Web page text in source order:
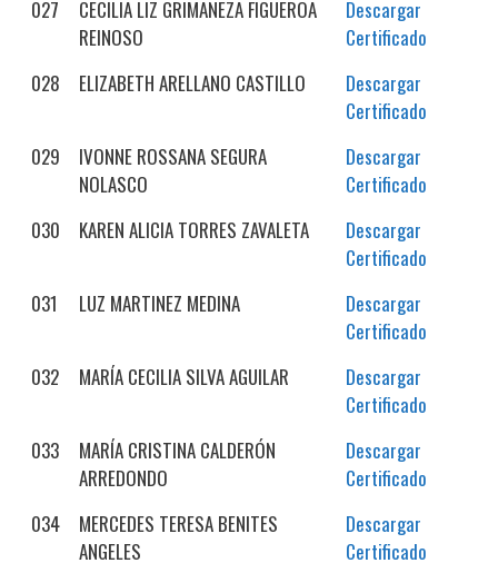
027
CECILIA LIZ GRIMANEZA FIGUEROA
REINOSO
Descargar
Certificado
028
ELIZABETH ARELLANO CASTILLO
Descargar
Certificado
029
IVONNE ROSSANA SEGURA
NOLASCO
Descargar
Certificado
030
KAREN ALICIA TORRES ZAVALETA
Descargar
Certificado
031
LUZ MARTINEZ MEDINA
Descargar
Certificado
032
MARÍA CECILIA SILVA AGUILAR
Descargar
Certificado
033
MARÍA CRISTINA CALDERÓN
ARREDONDO
Descargar
Certificado
034
MERCEDES TERESA BENITES
ANGELES
Descargar
Certificado